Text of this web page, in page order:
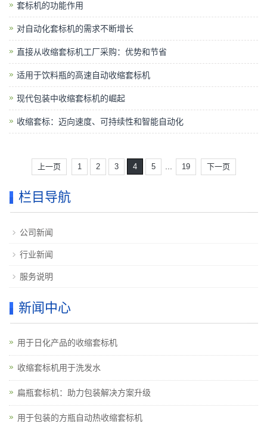
套标机的功能作用
对自动化套标机的需求不断增长
直接从收缩套标机工厂采购：优势和节省
适用于饮料瓶的高速自动收缩套标机
现代包装中收缩套标机的崛起
收缩套标：迈向速度、可持续性和智能自动化
上一页 1 2 3 4 5 19 下一页
栏目导航
公司新闻
行业新闻
服务说明
新闻中心
用于日化产品的收缩套标机
收缩套标机用于洗发水
扁瓶套标机：助力包装解决方案升级
用于包装的方瓶自动热收缩套标机